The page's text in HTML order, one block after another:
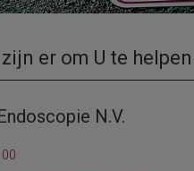
er om U te
N.V.